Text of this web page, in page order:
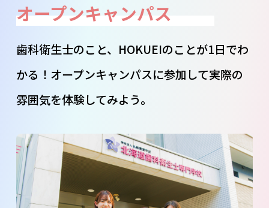
オープンキャンパス
歯科衛生士のこと、HOKUEIのことが1日でわ
かる！オープンキャンパスに参加して実際の
雰囲気を体験してみよう。